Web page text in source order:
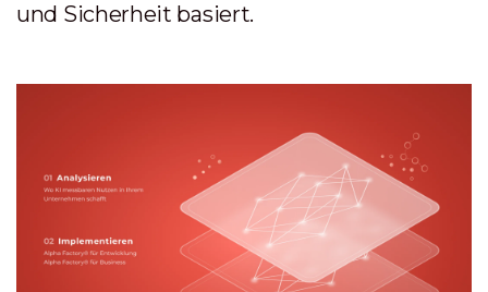
und Sicherheit basiert.